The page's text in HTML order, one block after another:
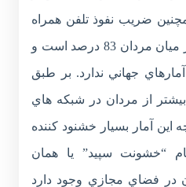
3/46 است. همچنين ضريب نفوذ تلفن همراه
در ميان زنان 72درصد و در ميان مردان 83 درصد است و
جهاني ندارد. بر طبق
بيشتر از مردان در شبکه هاي
اين آمار بسيار خشنود کننده
“خشونت سپيد” يا همان
در فضاي مجازي وجود دارد